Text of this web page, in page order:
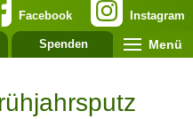
Instagram
Facebook
Spenden Menü